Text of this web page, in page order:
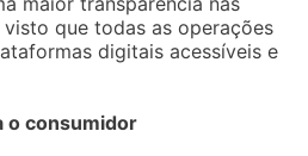
que todas as operações
digitais acessíveis e
o consumidor